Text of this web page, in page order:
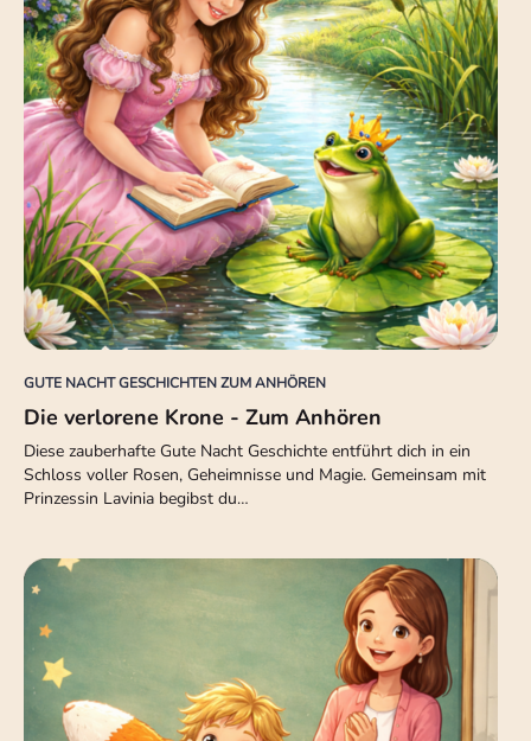
GUTE NACHT GESCHICHTEN ZUM ANHÖREN
Die verlorene Krone - Zum Anhören
Diese zauberhafte Gute Nacht Geschichte entführt dich in ein
Schloss voller Rosen, Geheimnisse und Magie. Gemeinsam mit
Prinzessin Lavinia begibst du…